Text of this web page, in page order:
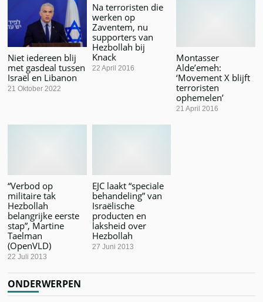
Niet iedereen blij
met gasdeal tussen
Israël en Libanon
21 Oktober 2022
Na terroristen die
werken op
Zaventem, nu
supporters van
Hezbollah bij
Knack
22 April 2016
Montasser
Alde’emeh:
‘Movement X blijft
terroristen
ophemelen’
21 April 2016
“Verbod op
militaire tak
Hezbollah
belangrijke eerste
stap”, Martine
Taelman
(OpenVLD)
22 Juli 2013
EJC laakt “speciale
behandeling” van
Israëlische
producten en
laksheid over
Hezbollah
27 Juni 2013
ONDERWERPEN